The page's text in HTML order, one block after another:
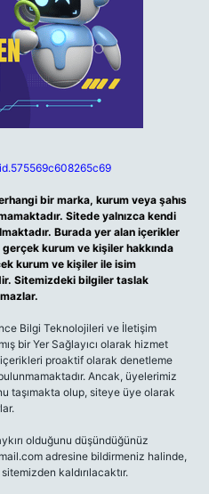
bir marka, kurum veya şahıs
Sitede yalnızca kendi
Burada yer alan içerikler
kurum ve kişiler hakkında
kurum ve kişiler ile isim
Sitemizdeki bilgiler taslak
Bilgi Teknolojileri ve İletişim
bir Yer Sağlayıcı olarak hizmet
proaktif olarak denetleme
Ancak, üyelerimiz
taşımakta olup, siteye üye olarak
olduğunu düşündüğünüz
adresine bildirmeniz halinde,
kaldırılacaktır.